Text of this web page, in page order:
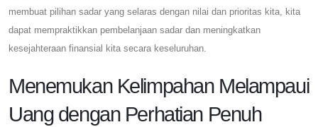
membuat pilihan sadar yang selaras dengan nilai dan prioritas kita, kita
dapat mempraktikkan pembelanjaan sadar dan meningkatkan
kesejahteraan finansial kita secara keseluruhan.
Menemukan Kelimpahan Melampaui
Uang dengan Perhatian Penuh